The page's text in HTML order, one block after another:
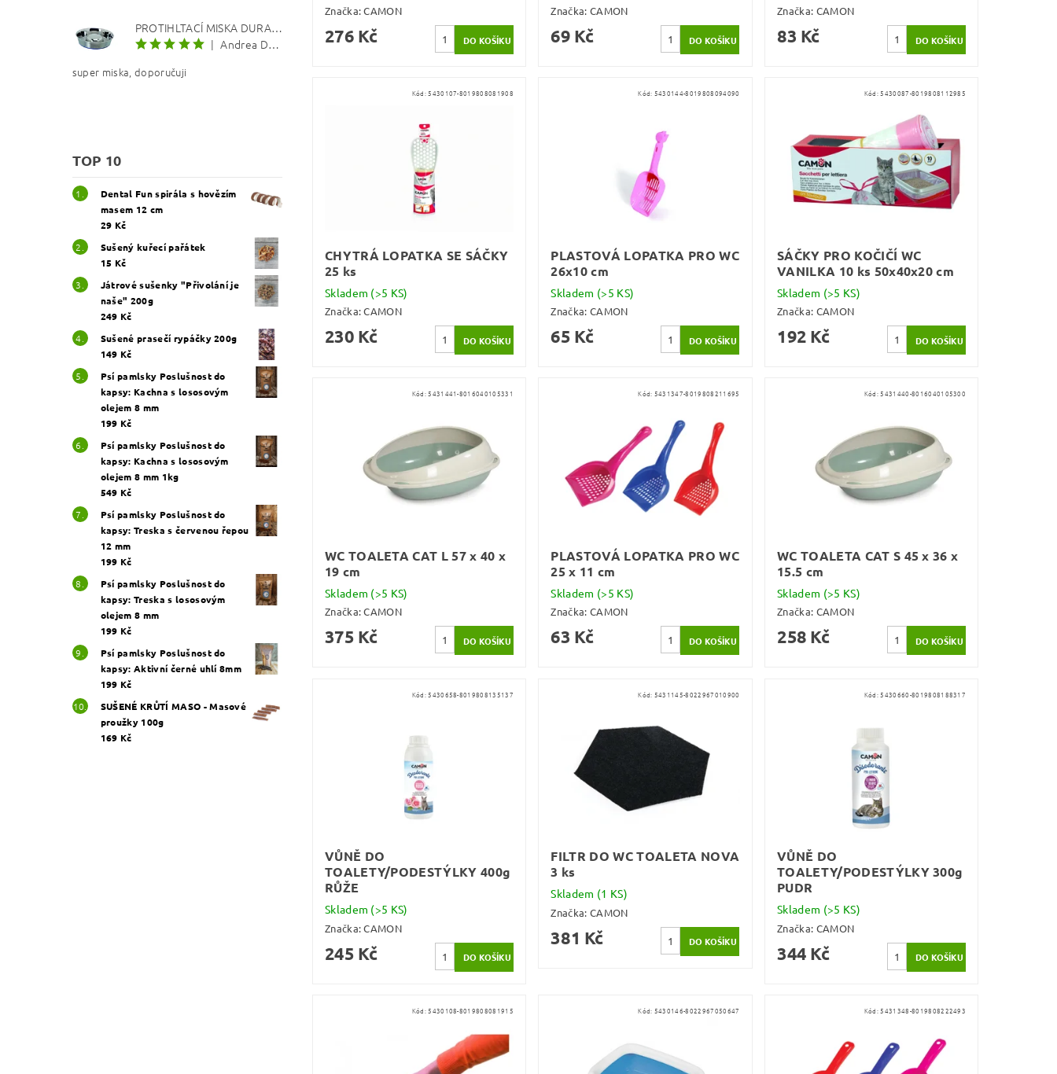
PROTIHLTACÍ MISKA DURAPET
|
Andrea Dosoudilová
super miska, doporučuji
TOP 10
Dental Fun spirála s hovězím
masem 12 cm
29 Kč
Sušený kuřecí pařátek
15 Kč
Játrové sušenky "Přivolání je
naše" 200g
249 Kč
Sušené prasečí rypáčky 200g
149 Kč
Psí pamlsky Poslušnost do
kapsy: Kachna s lososovým
olejem 8 mm
199 Kč
Psí pamlsky Poslušnost do
kapsy: Kachna s lososovým
olejem 8 mm 1kg
549 Kč
Psí pamlsky Poslušnost do
kapsy: Treska s červenou řepou
12 mm
199 Kč
Psí pamlsky Poslušnost do
kapsy: Treska s lososovým
olejem 8 mm
199 Kč
Psí pamlsky Poslušnost do
kapsy: Aktivní černé uhlí 8mm
199 Kč
SUŠENÉ KRŮTÍ MASO - Masové
proužky 100g
169 Kč
Značka:CAMON
276 Kč
Značka:CAMON
69 Kč
Značka: CAMON
83 Kč
Kód:5430107-8019808081908
CHYTRÁ LOPATKA SE SÁČKY
25 ks
Skladem (>5 KS)
Značka:CAMON
230 Kč
Kód: 5430144-8019808094090
PLASTOVÁ LOPATKA PRO WC
26x10 cm
Skladem (>5 KS)
Značka:CAMON
65 Kč
Kód:5430087-8019808112985
SÁČKY PRO KOČIČÍ WC
VANILKA 10 ks 50x40x20 cm
Skladem (>5 KS)
Značka: CAMON
192 Kč
Kód:5431441-8016040105331
WC TOALETA CAT L 57 x 40 x
19 cm
Skladem (>5 KS)
Značka:CAMON
375 Kč
Kód: 5431347-8019808211695
PLASTOVÁ LOPATKA PRO WC
25 x 11 cm
Skladem (>5 KS)
Značka:CAMON
63 Kč
Kód:5431440-8016040105300
WC TOALETA CAT S 45 x 36 x
15.5 cm
Skladem (>5 KS)
Značka: CAMON
258 Kč
Kód: 5430658-8019808135137
VŮNĚ DO
TOALETY/PODESTÝLKY 400g
RŮŽE
Skladem (>5 KS)
Značka:CAMON
245 Kč
Kód: 5431145-8022967010900
FILTR DO WC TOALETA NOVA
3 ks
Skladem (1 KS)
Značka:CAMON
381 Kč
Kód: 5430660-8019808188317
VŮNĚ DO
TOALETY/PODESTÝLKY 300g
PUDR
Skladem (>5 KS)
Značka: CAMON
344 Kč
Kód:5430108-8019808081915 Kód: 5430146-8022967050647 Kód:5431348-8019808222493